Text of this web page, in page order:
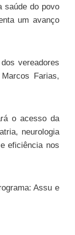
saúde do povo
um avanço
vereadores
Farias,
o acesso da
neurologia
eficiência nos
Assu e